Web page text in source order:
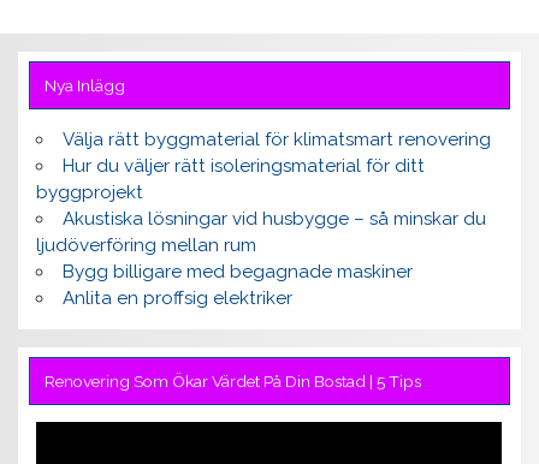
Nya Inlägg
Välja rätt byggmaterial för klimatsmart renovering
Hur du väljer rätt isoleringsmaterial för ditt
byggprojekt
Akustiska lösningar vid husbygge – så minskar du
ljudöverföring mellan rum
Bygg billigare med begagnade maskiner
Anlita en proffsig elektriker
Renovering Som Ökar Värdet På Din Bostad | 5 Tips